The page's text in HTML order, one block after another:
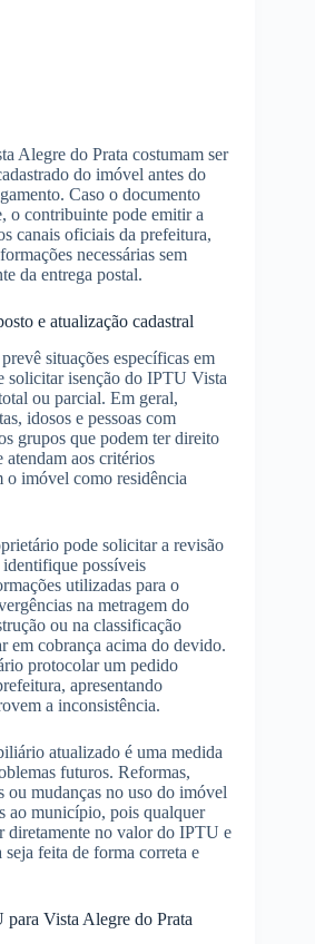
Alegre do Prata costumam ser
do imóvel antes do
Caso o documento
o contribuinte pode emitir a
canais oficiais da prefeitura,
necessárias sem
da entrega postal.
e atualização cadastral
situações específicas em
solicitar isenção do IPTU Vista
ou parcial. Em geral,
idosos e pessoas com
grupos que podem ter direito
atendam aos critérios
o imóvel como residência
pode solicitar a revisão
possíveis
utilizadas para o
na metragem do
ou na classificação
em cobrança acima do devido.
protocolar um pedido
apresentando
a inconsistência.
atualizado é uma medida
futuros. Reformas,
ou mudanças no uso do imóvel
ao município, pois qualquer
diretamente no valor do IPTU e
seja feita de forma correta e
Vista Alegre do Prata